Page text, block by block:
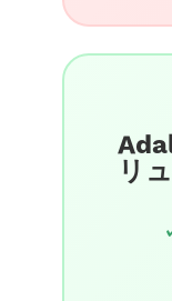
リ